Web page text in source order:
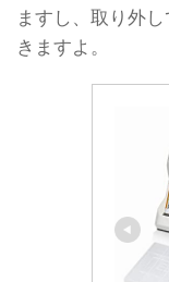
ますし、取り外
きますよ。